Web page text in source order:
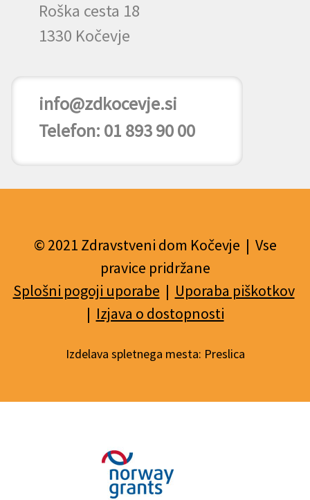
Roška cesta 18
1330 Kočevje
info@zdkocevje.si
Telefon: 01 893 90 00
© 2021 Zdravstveni dom Kočevje | Vse
pravice pridržane
Splošni pogoji uporabe | Uporaba piškotkov
| Izjava o dostopnosti
Izdelava spletnega mesta: Preslica